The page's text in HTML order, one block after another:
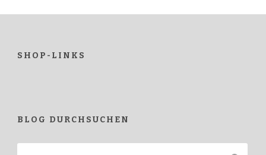
SHOP-LINKS
BLOG DURCHSUCHEN